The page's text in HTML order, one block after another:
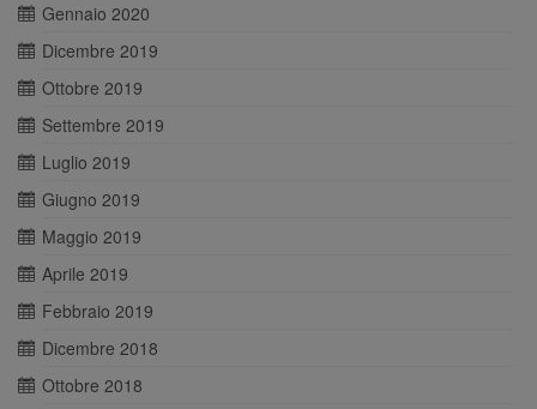
Gennaio 2020
Dicembre 2019
Ottobre 2019
Settembre 2019
Luglio 2019
Giugno 2019
Maggio 2019
Aprile 2019
Febbraio 2019
Dicembre 2018
Ottobre 2018